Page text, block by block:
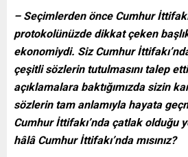
– Seçimlerden önce Cumhur
protokolünüzde dikkat çeken
ekonomiydi. Siz Cumhur
çeşitli sözlerin tutulmasını talep
açıklamalara baktığımızda sizin
sözlerin tam anlamıyla hayata
Cumhur İttifakı’nda çatlak olduğu
hâlâ Cumhur İttifakı’nda mısınız?